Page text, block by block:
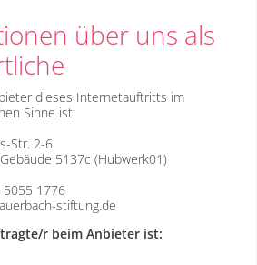
über uns als
dieses Internetauftritts im
Sinne ist:
Str. 2-6
5137c (Hubwerk01)
5055 1776
stiftung.de
r beim Anbieter ist: